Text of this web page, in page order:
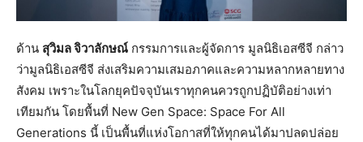
ด้าน สุวิมล จิวาลักษณ์ กรรมการและผู้จัดการ มูลนิธิเอสซีจี กล่าว
ว่ามูลนิธิเอสซีจี ส่งเสริมความเสมอภาคและความหลากหลายทาง
สังคม เพราะในโลกยุคปัจจุบันเราทุกคนควรถูกปฏิบัติอย่างเท่า
เทียมกัน โดยพื้นที่ New Gen Space: Space For All
Generations นี้ เป็นพื้นที่แห่งโอกาสที่ให้ทุกคนได้มาปลดปล่อย